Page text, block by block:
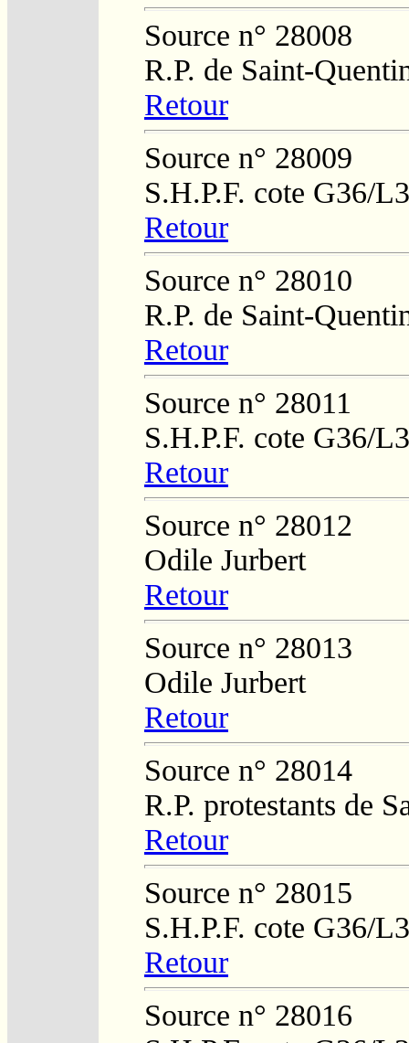
Source n° 28008
R.P. de Saint-
Retour
Source n° 28009
S.H.P.F. cote G36/L3
Retour
Source n° 28010
R.P. de Saint-
Retour
Source n° 28011
S.H.P.F. cote G36/L3
Retour
Source n° 28012
Odile Jurbert
Retour
Source n° 28013
Odile Jurbert
Retour
Source n° 28014
R.P. protestants de
Retour
Source n° 28015
S.H.P.F. cote G36/L3
Retour
Source n° 28016